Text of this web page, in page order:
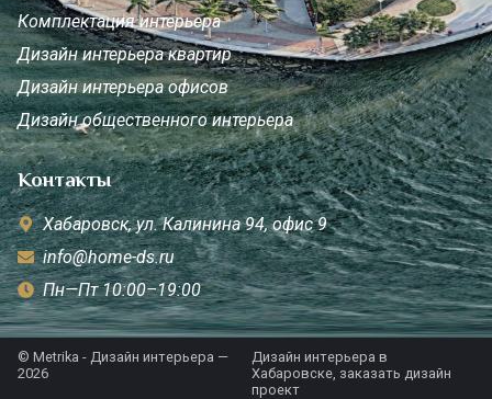
Комплектация интерьера
Дизайн интерьера квартир
Дизайн интерьера офисов
Дизайн общественного интерьера
Контакты
Хабаровск, ул. Калинина 94, офис 9
info@home-ds.ru
Пн—Пт 10:00–19:00
© Metrika - Дизайн интерьера —
2026
Дизайн интерьера в
Хабаровске, заказать дизайн
проект